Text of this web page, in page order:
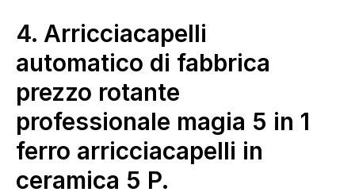
4. Arricciacapelli
automatico di fabbrica
prezzo rotante
professionale magia 5 in 1
ferro arricciacapelli in
ceramica 5 P.